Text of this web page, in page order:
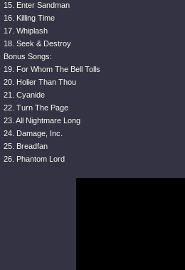
15. Enter Sandman
16. Killing Time
17. Whiplash
18. Seek & Destroy
Bonus Songs:
19. For Whom The Bell Tolls
20. Holier Than Thou
21. Cyanide
22. Turn The Page
23. All Nightmare Long
24. Damage, Inc.
25. Breadfan
26. Phantom Lord